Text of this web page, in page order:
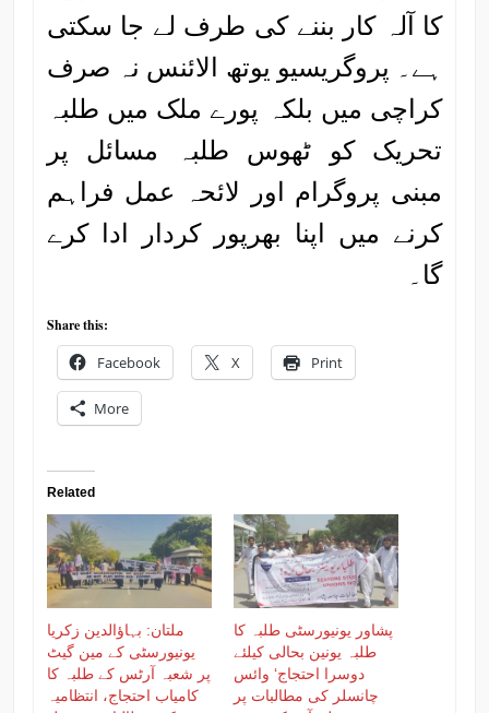
کا آلہ کار بننے کی طرف لے جا سکتی
ہے۔ پروگریسیو یوتھ الائنس نہ صرف
کراچی میں بلکہ پورے ملک میں طلبہ
تحریک کو ٹھوس طلبہ مسائل پر
مبنی پروگرام اور لائحہ عمل فراہم
کرنے میں اپنا بھرپور کردار ادا کرے
گا۔
Share this:
Facebook X Print
More
Related
ملتان: بہاؤالدین زکریا
یونیورسٹی کے مین گیٹ
پر شعبہ آرٹس کے طلبہ کا
کامیاب احتجاج، انتظامیہ
پشاور یونیورسٹی طلبہ کا
طلبہ یونین بحالی کیلئے
دوسرا احتجاج‘ وائس
چانسلر کی مطالبات پر